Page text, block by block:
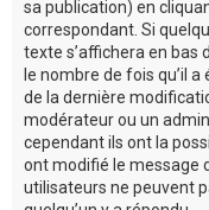
sa publication) en
correspondant. Si
texte s’affichera en bas
le nombre de fois qu’il
de la dernière
modérateur ou un
cependant ils ont la
ont modifié le message
utilisateurs ne peuvent